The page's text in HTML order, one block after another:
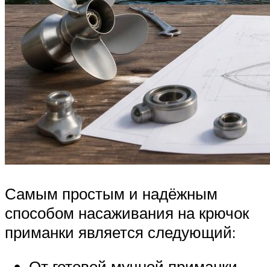
Самым простым и надёжным
способом насаживания на крючок
приманки является следующий: